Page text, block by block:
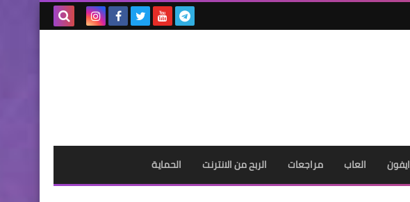
ايفون العاب مراجعات الربح من الانترنت الحماية